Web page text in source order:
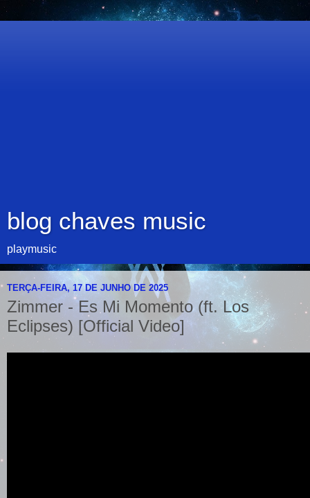
blog chaves music
playmusic
TERÇA-FEIRA, 17 DE JUNHO DE 2025
Zimmer - Es Mi Momento (ft. Los
Eclipses) [Official Video]